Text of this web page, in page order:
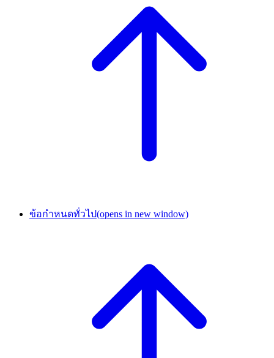
ข้อกำหนดทั่วไป(opens in new window)